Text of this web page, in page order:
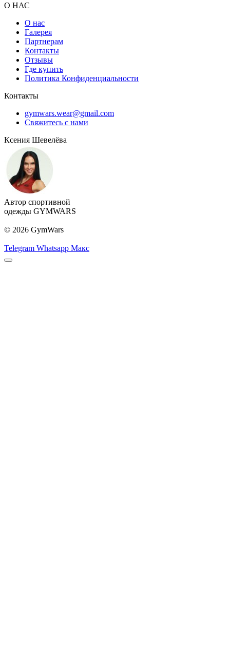
О НАС
О нас
Галерея
Партнерам
Контакты
Отзывы
Где купить
Политика Конфиденциальности
Контакты
gymwars.wear@gmail.com
Свяжитесь с нами
Ксения Шевелёва
Автор спортивной
одежды GYMWARS
© 2026 GymWars
Telegram Whatsapp Макс